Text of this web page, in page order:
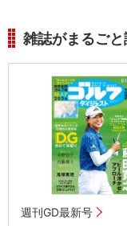
雑誌がまるごと
週刊GD最新号